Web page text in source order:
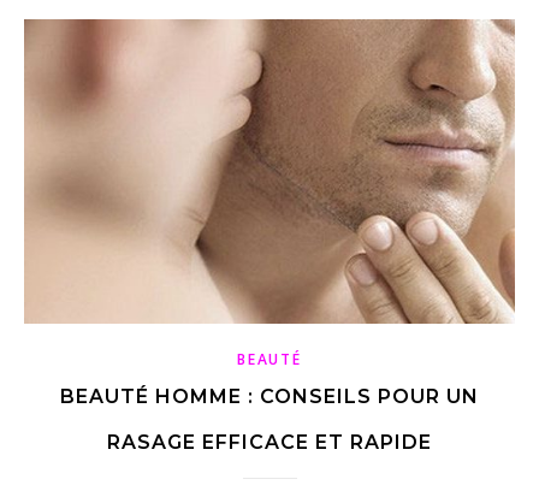
BEAUTÉ
BEAUTÉ HOMME : CONSEILS POUR UN
RASAGE EFFICACE ET RAPIDE